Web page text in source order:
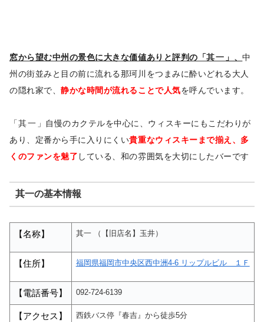
窓から望む中州の景色に大きな価値ありと評判の「其一 」、中
州の街並みと目の前に流れる那珂川をつまみに酔いどれる大人
の隠れ家で、静かな時間が流れることで人気を呼んでいます。
「 其一 」自慢のカクテルを中心に、ウィスキーにもこだわりが
あり、定番から手に入りにくい貴重なウィスキーまで揃え、多
くのファンを魅了 している、和の雰囲気を大切にしたバーです
其一の基本情報
【名称】 其一 （【旧店名】玉井）
【住所】 福岡県福岡市中央区西中洲4-6 リップルビル １Ｆ
【電話番号】 092-724-6139
【アクセス】
西鉄バス停『春吉』から徒歩5分